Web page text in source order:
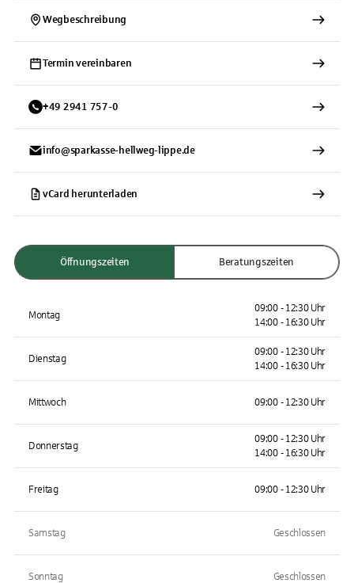
Wegbeschreibung
Termin vereinbaren
+49 2941 757-0
info@sparkasse-hellweg-lippe.de
vCard herunterladen
Öffnungszeiten Beratungszeiten
Montag
09:00 - 12:30 Uhr
14:00 - 16:30 Uhr
Dienstag
09:00 - 12:30 Uhr
14:00 - 16:30 Uhr
Mittwoch 09:00 - 12:30 Uhr
Donnerstag
09:00 - 12:30 Uhr
14:00 - 16:30 Uhr
Freitag 09:00 - 12:30 Uhr
Samstag Geschlossen
Sonntag Geschlossen